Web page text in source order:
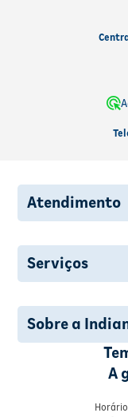
Atendimento
Serviços
Sobre a
A